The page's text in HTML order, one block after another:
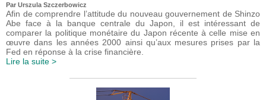
Par Urszula Szczerbowicz
Afin de comprendre l’attitude du nouveau gouvernement de Shinzo
Abe face à la banque centrale du Japon, il est intéressant de
comparer la politique monétaire du Japon récente à celle mise en
œuvre dans les années 2000 ainsi qu’aux mesures prises par la
Fed en réponse à la crise financière.
Lire la suite >